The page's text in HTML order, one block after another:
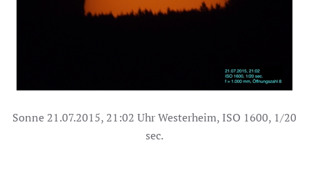
Sonne 21.07.2015, 21:02 Uhr Westerheim, ISO 1600, 1/20
sec.